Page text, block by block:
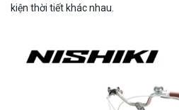
kiện thời tiết khác nhau.